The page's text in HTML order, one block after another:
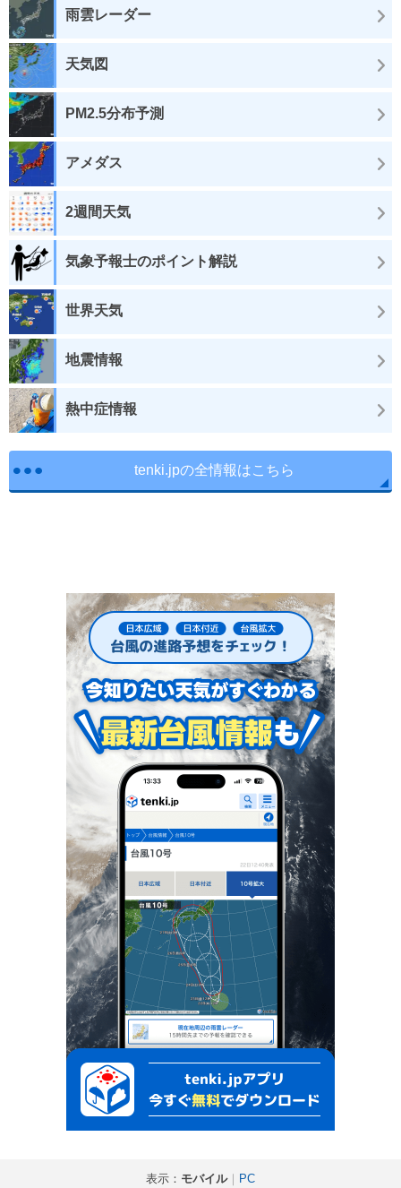
雨雲レーダー
天気図
PM2.5分布予測
アメダス
2週間天気
気象予報士のポイント解説
世界天気
地震情報
熱中症情報
tenki.jpの全情報はこちら
表示： モバイル｜ PC